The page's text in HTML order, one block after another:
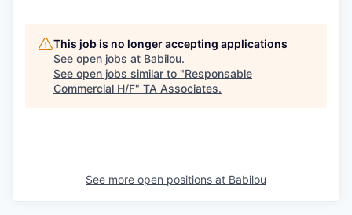
This job is no longer accepting applications
See open jobs at Babilou.
See open jobs similar to "Responsable
Commercial H/F" TA Associates.
See more open positions at Babilou